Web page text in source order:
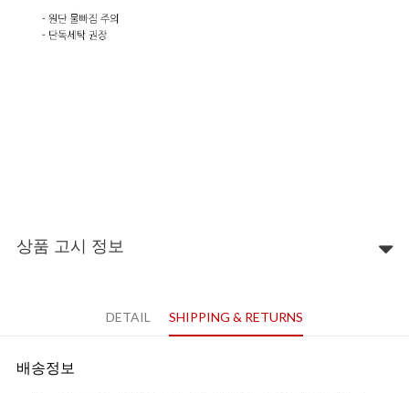
상품 고시 정보
DETAIL SHIPPING & RETURNS
배송정보